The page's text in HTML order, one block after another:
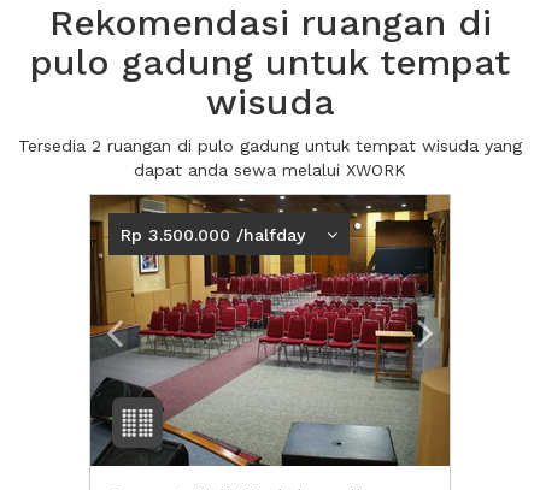
Rekomendasi ruangan di
pulo gadung untuk tempat
wisuda
Tersedia 2 ruangan di pulo gadung untuk tempat wisuda yang
dapat anda sewa melalui XWORK
Previous Next2
Rp 3.500.000 /halfday